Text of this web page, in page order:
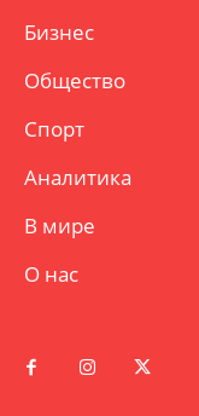
Бизнес
Общество
Спорт
Аналитика
В мире
О нас